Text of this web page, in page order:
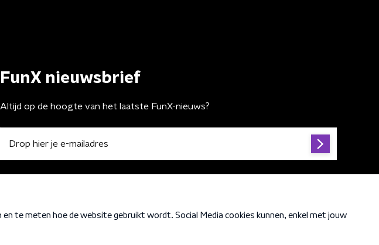
FunX nieuwsbrief
Altijd op de hoogte van het laatste FunX-nieuws?